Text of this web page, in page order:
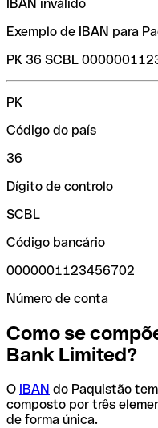
IBAN inválido
Exemplo de IBAN para
PK 36 SCBL
PK
Código do país
36
Dígito de controlo
SCBL
Código bancário
0000001123456702
Número de conta
Como se
Bank Limited?
O IBAN do Paquistão
composto por três
de forma única.